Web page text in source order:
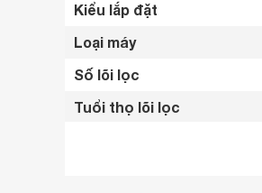
Kiểu lắp đặt
Loại máy
Số lõi lọc
Tuổi thọ lõi lọc